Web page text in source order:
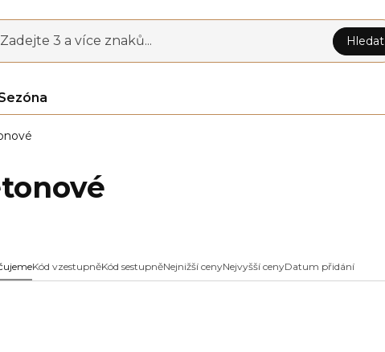
Zadejte 3 a více znaků... Hledat
Kód vzestupněKód sestupněNejnižší cenyNejvyšší cenyDatum přidání